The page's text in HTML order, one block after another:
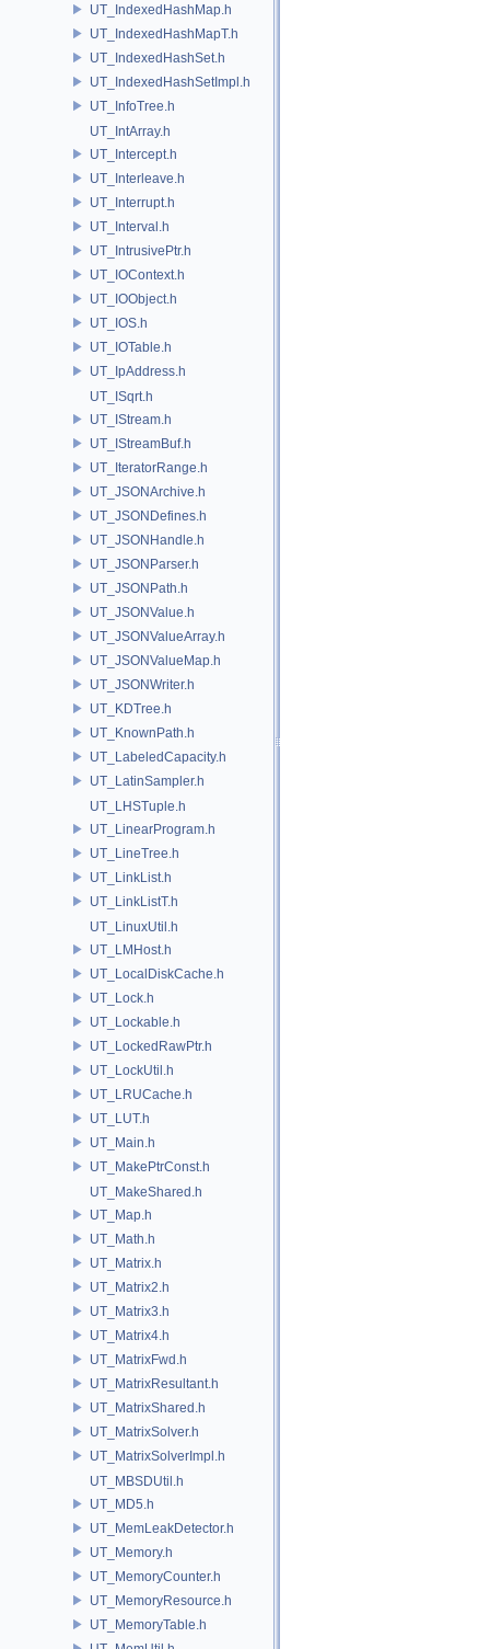
UT_IndexedHashMap.h
UT_IndexedHashMapT.h
UT_IndexedHashSet.h
UT_IndexedHashSetImpl.h
UT_InfoTree.h
UT_IntArray.h
UT_Intercept.h
UT_Interleave.h
UT_Interrupt.h
UT_Interval.h
UT_IntrusivePtr.h
UT_IOContext.h
UT_IOObject.h
UT_IOS.h
UT_IOTable.h
UT_IpAddress.h
UT_ISqrt.h
UT_IStream.h
UT_IStreamBuf.h
UT_IteratorRange.h
UT_JSONArchive.h
UT_JSONDefines.h
UT_JSONHandle.h
UT_JSONParser.h
UT_JSONPath.h
UT_JSONValue.h
UT_JSONValueArray.h
UT_JSONValueMap.h
UT_JSONWriter.h
UT_KDTree.h
UT_KnownPath.h
UT_LabeledCapacity.h
UT_LatinSampler.h
UT_LHSTuple.h
UT_LinearProgram.h
UT_LineTree.h
UT_LinkList.h
UT_LinkListT.h
UT_LinuxUtil.h
UT_LMHost.h
UT_LocalDiskCache.h
UT_Lock.h
UT_Lockable.h
UT_LockedRawPtr.h
UT_LockUtil.h
UT_LRUCache.h
UT_LUT.h
UT_Main.h
UT_MakePtrConst.h
UT_MakeShared.h
UT_Map.h
UT_Math.h
UT_Matrix.h
UT_Matrix2.h
UT_Matrix3.h
UT_Matrix4.h
UT_MatrixFwd.h
UT_MatrixResultant.h
UT_MatrixShared.h
UT_MatrixSolver.h
UT_MatrixSolverImpl.h
UT_MBSDUtil.h
UT_MD5.h
UT_MemLeakDetector.h
UT_Memory.h
UT_MemoryCounter.h
UT_MemoryResource.h
UT_MemoryTable.h